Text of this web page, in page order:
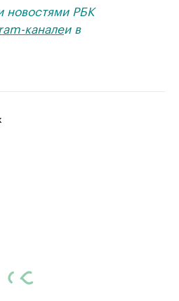
новостями РБК
каналеи в